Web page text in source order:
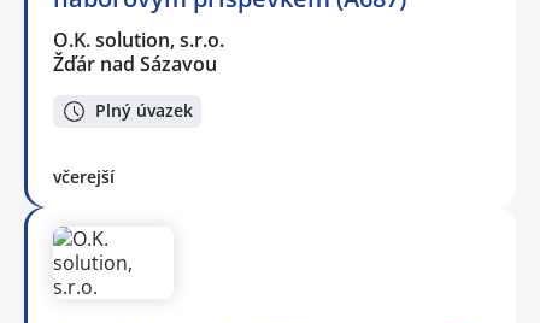
O.K. solution, s.r.o.
Žďár nad Sázavou
Plný úvazek
včerejší